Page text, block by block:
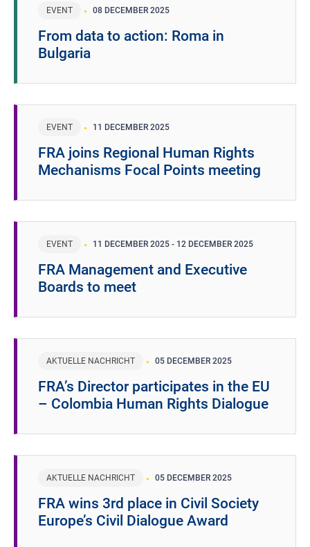
EVENT 08 DECEMBER 2025
From data to action: Roma in
Bulgaria
EVENT 11 DECEMBER 2025
FRA joins Regional Human Rights
Mechanisms Focal Points meeting
EVENT 11 DECEMBER 2025 - 12 DECEMBER 2025
FRA Management and Executive
Boards to meet
AKTUELLE NACHRICHT 05 DECEMBER 2025
FRA’s Director participates in the EU
– Colombia Human Rights Dialogue
AKTUELLE NACHRICHT 05 DECEMBER 2025
FRA wins 3rd place in Civil Society
Europe’s Civil Dialogue Award